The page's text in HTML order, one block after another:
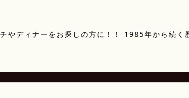
やディナーをお探しの方に！！ 1985年から続く